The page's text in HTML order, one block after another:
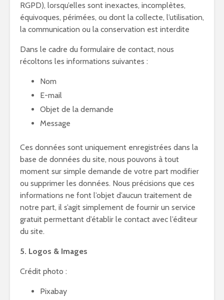
RGPD), lorsqu’elles sont inexactes, incomplètes,
équivoques, périmées, ou dont la collecte, l’utilisation,
la communication ou la conservation est interdite
Dans le cadre du formulaire de contact, nous
récoltons les informations suivantes :
Nom
E-mail
Objet de la demande
Message
Ces données sont uniquement enregistrées dans la
base de données du site, nous pouvons à tout
moment sur simple demande de votre part modifier
ou supprimer les données. Nous précisions que ces
informations ne font l’objet d’aucun traitement de
notre part, il s’agit simplement de fournir un service
gratuit permettant d’établir le contact avec l’éditeur
du site.
5. Logos & Images
Crédit photo :
Pixabay